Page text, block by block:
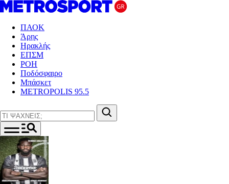
ΠΑΟΚ
Άρης
Ηρακλής
ΕΠΣΜ
ΡΟΗ
Ποδόσφαιρο
Μπάσκετ
METROPOLIS 95.5